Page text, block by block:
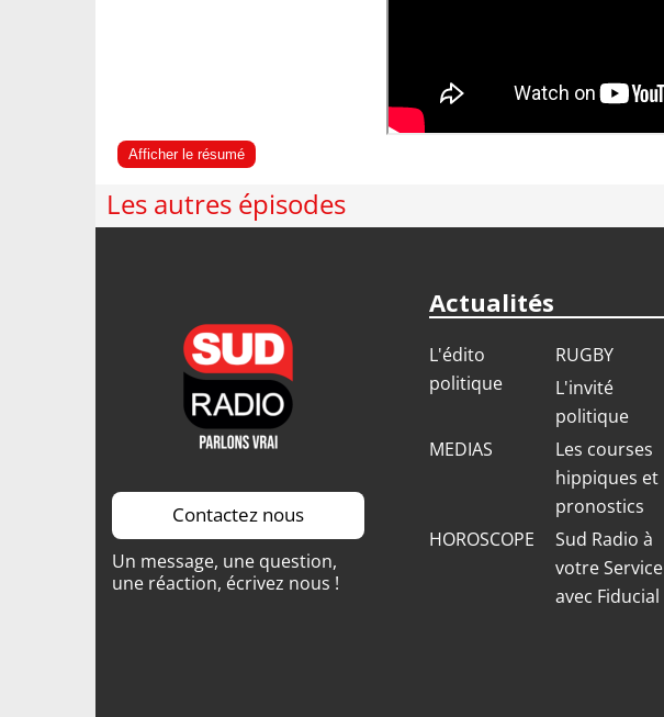
Afficher le résumé
Les autres épisodes
Contactez nous
Un message, une question,
une réaction, écrivez nous !
Actualités
L'édito
politique
RUGBY
L'invité
politique
MEDIAS
Les courses
hippiques et
pronostics
HOROSCOPE
Sud Radio à
votre Service
avec Fiducial